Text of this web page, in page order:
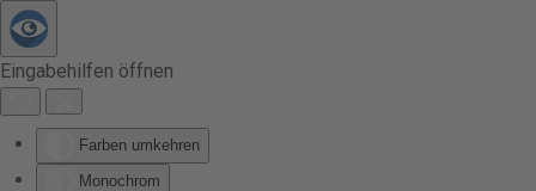
Eingabehilfen öffnen
Farben umkehren
Monochrom
Zum Hauptinhalt springen